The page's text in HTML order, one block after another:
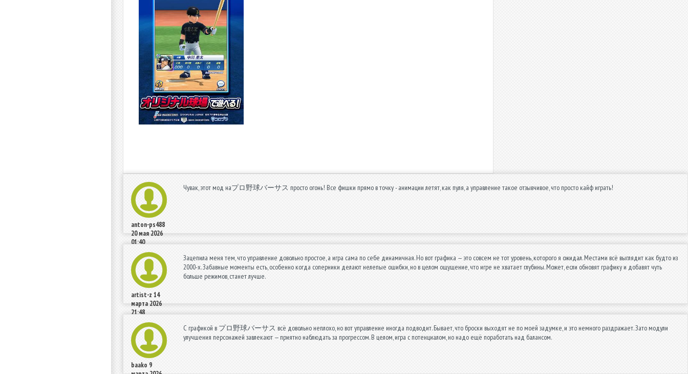
anton-ps488
20 мая 2026
01:40
Чувак, этот мод наプロ野球バーサス просто огонь! Все фишки прямо в точку - анимации летят, как пуля, а управление такое отзывчивое, что просто кайф играть!
artist-z 14
марта 2026
21:48
Зацепила меня тем, что управление довольно простое, а игра сама по себе динамичная. Но вот графика — это совсем не тот уровень, которого я ожидал. Местами всё выглядит как будто из
2000-х. Забавные моменты есть, особенно когда соперники делают нелепые ошибки, но в целом ощущение, что игре не хватает глубины. Может, если обновят графику и добавят чуть
больше режимов, станет лучше.
baako 9
С графикой в プロ野球バーサス всё довольно неплохо, но вот управление иногда подводит. Бывает, что броски выходят не по моей задумке, и это немного раздражает. Зато модули
улучшения персонажей завлекают — приятно наблюдать за прогрессом. В целом, игра с потенциалом, но надо ещё поработать над балансом.